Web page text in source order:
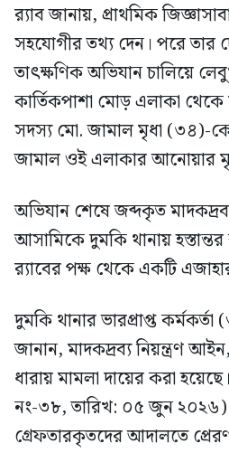
র‍্যাব জানায়, প্রাথমিক
সহযোগীর তথ্য দেন। পরে তার
তাৎক্ষণিক অভিযান চালিয়ে
কার্তিকপাশা মোড় এলাকা
সদস্য মো. জামাল মৃধা (৩৪)-কে
জামাল ওই এলাকার আনোয়ার
অভিযান শেষে জব্দকৃত
আসামিকে দুমকি থানায়
র‍্যাবের পক্ষ থেকে একটি
দুমকি থানার ভারপ্রাপ্ত
জানান, মাদকদ্রব্য নিয়ন্ত্রণ
ধারায় মামলা দায়ের করা
নং-৩৮, তারিখ: ০৫ জুন ২০২৬)।
গ্রেফতারকৃতদের আদালতে